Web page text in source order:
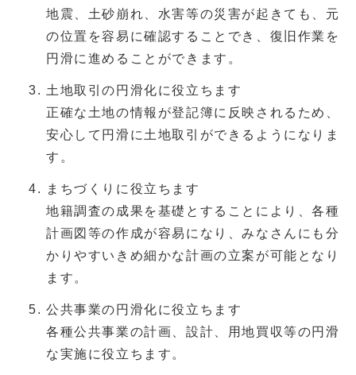
地震、土砂崩れ、水害等の災害が起きても、元
の位置を容易に確認することでき、復旧作業を
円滑に進めることができます。
土地取引の円滑化に役立ちます
正確な土地の情報が登記簿に反映されるため、
安心して円滑に土地取引ができるようになりま
す。
まちづくりに役立ちます
地籍調査の成果を基礎とすることにより、各種
計画図等の作成が容易になり、みなさんにも分
かりやすいきめ細かな計画の立案が可能となり
ます。
公共事業の円滑化に役立ちます
各種公共事業の計画、設計、用地買収等の円滑
な実施に役立ちます。